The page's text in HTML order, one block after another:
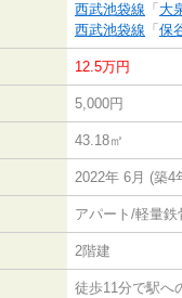
西武池袋線 「 大
西武池袋線 「 保
12.5万円
5,000円
43.18㎡
2022年 6月 (築4
アパート/軽量鉄
2階建
徒歩11分で駅へ